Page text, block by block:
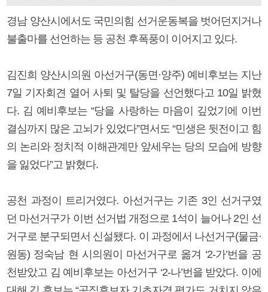
경남 양산시에서도 국민의힘 선거운동복을 벗어던지거나
불출마를 선언하는 등 공천 후폭풍이 이어지고 있다.
김진희 양산시의원 아선거구(동면·양주) 예비후보는 지난
7일 기자회견 열어 사퇴 및 탈당을 선언했다고 10일 밝혔
다. 김 예비후보는 “당을 사랑하는 마음이 깊었기에 이번
결심까지 많은 고뇌가 있었다”면서도 “민생은 뒷전이고 힘
의 논리와 정치적 이해관계만 앞세우는 당의 모습에 방향
을 잃었다”고 밝혔다.
공천 과정이 트리거였다. 아선거구는 기존 3인 선거구였
던 마선거구가 이번 선거법 개정으로 1석이 늘어나 2인 선
거구로 분구되면서 신설됐다. 이 과정에서 나선거구(물금·
원동) 정숙남 현 시의원이 마선거구로 옮겨 ‘2-가’번을 공
천받았고 김 예비후보는 아선거구 ‘2-나’번을 받았다. 이에